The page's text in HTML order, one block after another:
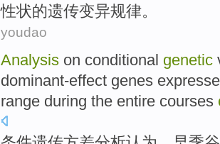
性状的遗传变异规律。
youdao
Analysis on conditional genetic
dominant-effect genes
range during the entire courses